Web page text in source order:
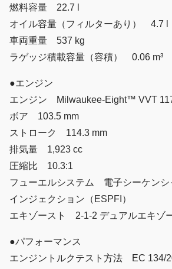
燃料容量 22.7 l
オイル容量（フィルターあり） 4.7 l
車両重量 537 kg
ラゲッジ積載容量（容積） 0.06 m³
●エンジン
エンジン Milwaukee-Eight™ VVT
ボア 103.5 mm
ストローク 114.3 mm
排気量 1,923 cc
圧縮比 10.3:1
フューエルシステム 電子シーケンシ
インジェクション（ESPFI）
エキゾースト 2-1-2 デュアルエキゾ
●パフォーマンス
エンジントルクテスト方法 EC 134/